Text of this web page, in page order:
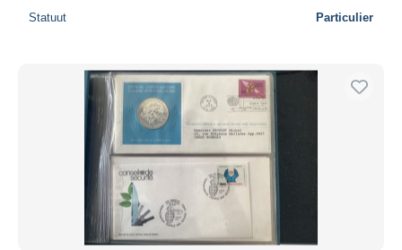
Statuut Particulier